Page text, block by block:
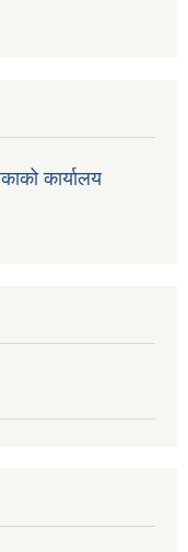
कार्यालय